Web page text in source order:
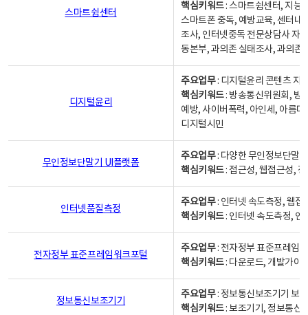
스마트쉼센터
핵심키워드: 스마트쉼센터, 지능
스마트폰 중독, 예방교육, 센터내
조사, 인터넷중독 전문상담사 자
동본부, 과의존 실태조사, 과의존
디지털윤리
주요업무: 디지털윤리 콘텐츠 지
핵심키워드: 방송통신위원회, 방
예방, 사이버폭력, 아인세, 아름
디지털시민
무인정보단말기 UI플랫폼
주요업무: 다양한 무인정보단말
핵심키워드: 접근성, 웹접근성,
인터넷품질측정
주요업무: 인터넷 속도측정, 웹접
핵심키워드: 인터넷 속도측정, 인
전자정부 표준프레임워크포털
주요업무: 전자정부 표준프레임
핵심키워드: 다운로드, 개발가이
정보통신보조기기
주요업무: 정보통신보조기기 보
핵심키워드: 보조기기, 정보통신